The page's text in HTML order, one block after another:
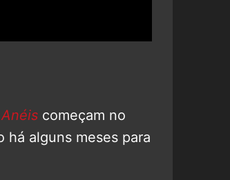
começam no
há alguns meses para